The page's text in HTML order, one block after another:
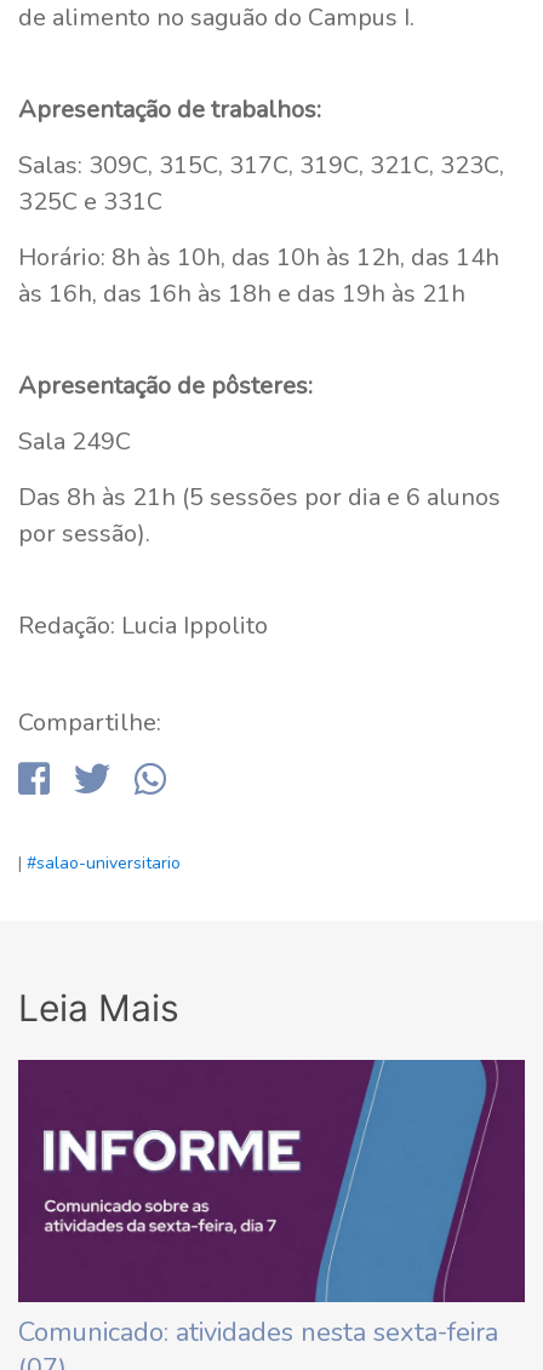
de alimento no saguão do Campus I.
Apresentação de trabalhos:
Salas: 309C, 315C, 317C, 319C, 321C, 323C,
325C e 331C
Horário: 8h às 10h, das 10h às 12h, das 14h
às 16h, das 16h às 18h e das 19h às 21h
Apresentação de pôsteres:
Sala 249C
Das 8h às 21h (5 sessões por dia e 6 alunos
por sessão).
Redação: Lucia Ippolito
Compartilhe:
| #salao-universitario
Leia Mais
Comunicado: atividades nesta sexta-feira